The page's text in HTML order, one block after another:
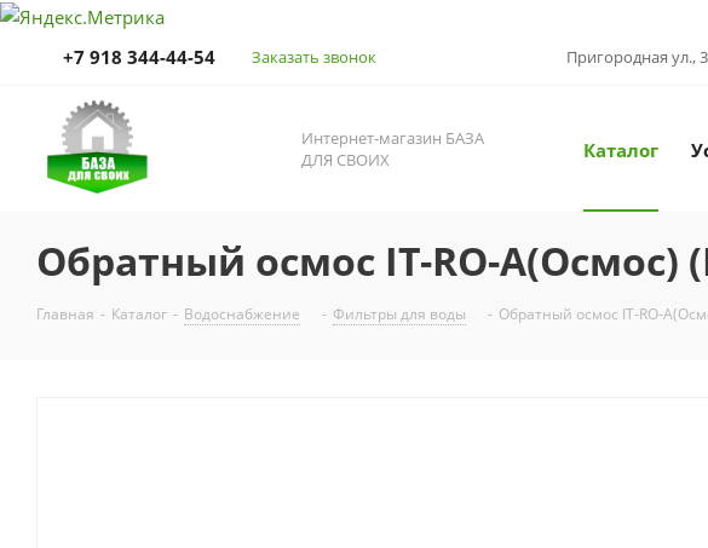
+7 918 344-44-54 Заказать звонок Пригородная ул.,
Интернет-магазин БАЗА
ДЛЯ СВОИХ
Каталог
Обратный осмос IT-RO-A(Осмос)
Главная - Каталог - Водоснабжение - Фильтры для воды - Обратный осмос IT-RO-